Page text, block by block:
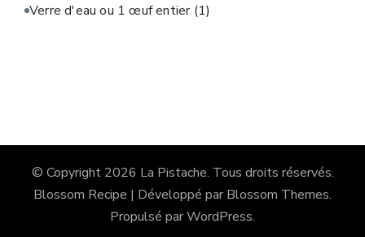
Verre d'eau ou 1 œuf entier (1)
© Copyright 2026 La Pistache. Tous droits réservés.
Blossom Recipe | Développé par Blossom Themes.
Propulsé parWordPress.